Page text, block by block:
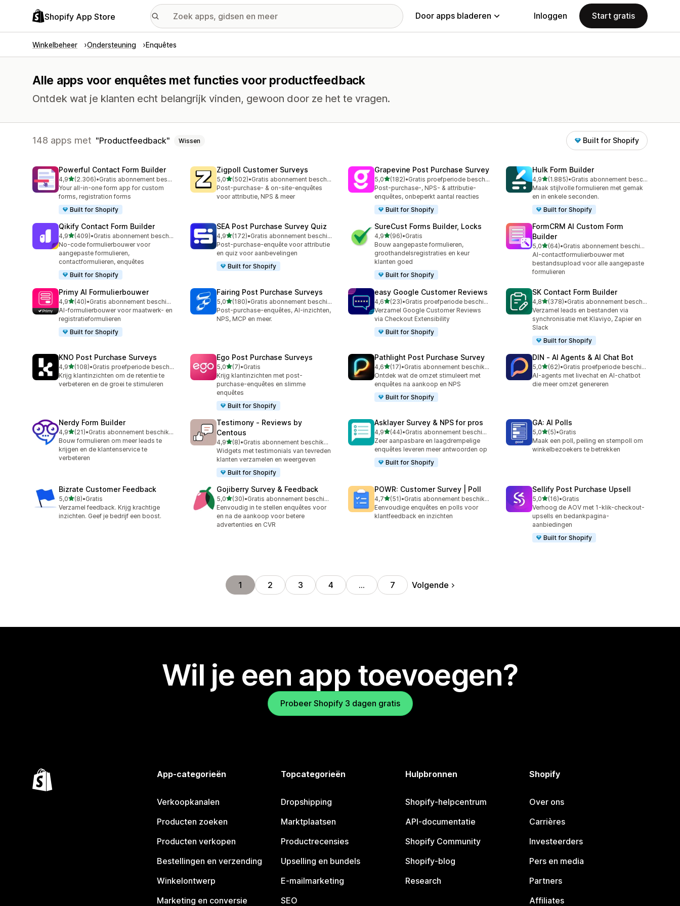
Shopify App Store Door apps bladeren Inloggen Start gratis
Winkelbeheer Ondersteuning Enquêtes
Alle apps voor enquêtes met functies voor productfeedback
Ontdek wat je klanten echt belangrijk vinden, gewoon door ze het te vragen.
148 apps met Productfeedback Wissen Built for Shopify
Powerful Contact Form Builder
4,9van 5 sterren
(2.306)
2306 recensies in totaal
•
Gratis abonnement beschikbaar
Your all-in-one form app for custom
forms, registration forms
Built for Shopify
Zigpoll Customer Surveys
5,0van 5 sterren
(502)
502 recensies in totaal
•
Gratis abonnement beschikbaar
Post-purchase- & on-site-enquêtes
voor attributie, NPS & meer
Grapevine Post Purchase Survey
5,0van 5 sterren
(182)
182 recensies in totaal
•
Gratis proefperiode beschikbaar
Post-purchase-, NPS- & attributie-
enquêtes, onbeperkt aantal reacties
Built for Shopify
Hulk Form Builder
4,9van 5 sterren
(1.885)
1885 recensies in totaal
•
Gratis abonnement beschikbaar
Maak stijlvolle formulieren met gemak
en in enkele seconden.
Built for Shopify
Qikify Contact Form Builder
4,9van 5 sterren
(409)
409 recensies in totaal
•
Gratis abonnement beschikbaar
No-code formulierbouwer voor
aangepaste formulieren,
contactformulieren, enquêtes
Built for Shopify
SEA Post Purchase Survey Quiz
4,9van 5 sterren
(172)
172 recensies in totaal
•
Gratis abonnement beschikbaar
Post-purchase-enquête voor attributie
en quiz voor aanbevelingen
Built for Shopify
SureCust Forms Builder, Locks
4,9van 5 sterren
(96)
96 recensies in totaal
•Gratis
Bouw aangepaste formulieren,
groothandelsregistraties en keur
klanten goed
Built for Shopify
FormCRM AI Custom Form
Builder
5,0van 5 sterren
(64)
64 recensies in totaal
•
Gratis abonnement beschikbaar
AI-contactformulierbouwer met
bestandsupload voor alle aangepaste
formulieren
Primy AI Formulierbouwer
4,9van 5 sterren
(40)
40 recensies in totaal
•
Gratis abonnement beschikbaar
AI-formulierbouwer voor maatwerk- en
registratieformulieren
Built for Shopify
Fairing Post Purchase Surveys
5,0van 5 sterren
(180)
180 recensies in totaal
•
Gratis abonnement beschikbaar
Post-purchase-enquêtes, AI-inzichten,
NPS, MCP en meer.
easy Google Customer Reviews
4,6van 5 sterren
(23)
23 recensies in totaal
•
Gratis proefperiode beschikbaar
Verzamel Google Customer Reviews
via Checkout Extensibility
Built for Shopify
SK Contact Form Builder
4,8van 5 sterren
(378)
378 recensies in totaal
•
Gratis abonnement beschikbaar
Verzamel leads en bestanden via
synchronisatie met Klaviyo, Zapier en
Slack
Built for Shopify
KNO Post Purchase Surveys
4,9van 5 sterren
(108)
108 recensies in totaal
•
Gratis proefperiode beschikbaar
Krijg klantinzichten om de retentie te
verbeteren en de groei te stimuleren
Ego Post Purchase Surveys
5,0van 5 sterren
(7)
7 recensies in totaal
•Gratis
Krijg klantinzichten met post-
purchase-enquêtes en slimme
enquêtes
Built for Shopify
Pathlight Post Purchase Survey
4,6van 5 sterren
(17)
17 recensies in totaal
•
Gratis abonnement beschikbaar
Ontdek wat de omzet stimuleert met
enquêtes na aankoop en NPS
Built for Shopify
DIN ‑ AI Agents & AI Chat Bot
5,0van 5 sterren
(62)
62 recensies in totaal
•
Gratis proefperiode beschikbaar
AI-agents met livechat en AI-chatbot
die meer omzet genereren
Nerdy Form Builder
4,9van 5 sterren
(21)
21 recensies in totaal
•
Gratis abonnement beschikbaar
Bouw formulieren om meer leads te
krijgen en de klantenservice te
verbeteren
Testimony ‑ Reviews by
Centous
4,9van 5 sterren
(8)
8 recensies in totaal
•
Gratis abonnement beschikbaar
Widgets met testimonials van tevreden
klanten verzamelen en weergeven
Built for Shopify
Asklayer Survey & NPS for pros
4,9van 5 sterren
(44)
44 recensies in totaal
•
Gratis abonnement beschikbaar
Zeer aanpasbare en laagdrempelige
enquêtes leveren meer antwoorden op
Built for Shopify
GA: AI Polls
5,0van 5 sterren
(5)
5 recensies in totaal
•Gratis
Maak een poll, peiling en stempoll om
winkelbezoekers te betrekken
Bizrate Customer Feedback
5,0van 5 sterren
(8)
8 recensies in totaal
•Gratis
Verzamel feedback. Krijg krachtige
inzichten. Geef je bedrijf een boost.
Gojiberry Survey & Feedback
5,0van 5 sterren
(30)
30 recensies in totaal
•
Gratis abonnement beschikbaar
Eenvoudig in te stellen enquêtes voor
en na de aankoop voor betere
advertenties en CVR
POWR: Customer Survey | Poll
4,7van 5 sterren
(51)
51 recensies in totaal
•
Gratis abonnement beschikbaar
Eenvoudige enquêtes en polls voor
klantfeedback en inzichten
Sellify Post Purchase Upsell
5,0van 5 sterren
(16)
16 recensies in totaal
•Gratis
Verhoog de AOV met 1-klik-checkout-
upsells en bedankpagina-
aanbiedingen
Built for Shopify
1 2 3 4 … 7 Volgende
Wil je een app toevoegen?
Probeer Shopify 3 dagen gratis
App-categorieën
Verkoopkanalen
Producten zoeken
Producten verkopen
Bestellingen en verzending
Winkelontwerp
Marketing en conversie
Topcategorieën
Dropshipping
Marktplaatsen
Productrecensies
Upselling en bundels
E-mailmarketing
SEO
Hulpbronnen
Shopify-helpcentrum
API-documentatie
Shopify Community
Shopify-blog
Research
Shopify
Over ons
Carrières
Investeerders
Pers en media
Partners
Affiliates